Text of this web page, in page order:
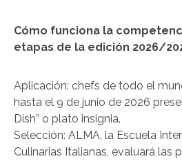
Cómo funciona la
etapas de la edición 2026/
Aplicación: chefs de todo el
hasta el 9 de junio de 2026
Dish” o plato insignia.
Selección: ALMA, la Escuela
Culinarias Italianas, evaluará las